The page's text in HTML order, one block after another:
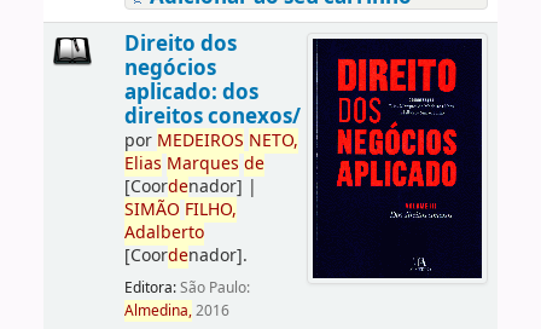
Direito dos
negócios
aplicado: dos
direitos conexos/
por MEDEIROS NETO,
Elias Marques de
[Coordenador] |
SIMÃO FILHO,
Adalberto
[Coordenador].
Editora:São Paulo:
Almedina,2016